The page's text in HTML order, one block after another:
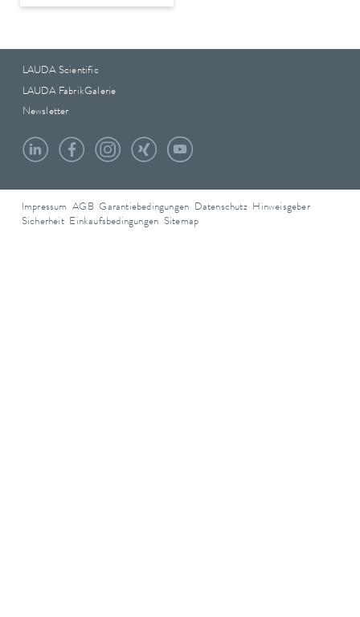
LAUDA Scientific
LAUDA FabrikGalerie
Newsletter
Impressum AGB Garantiebedingungen Datenschutz Hinweisgeber
Sicherheit Einkaufsbedingungen Sitemap